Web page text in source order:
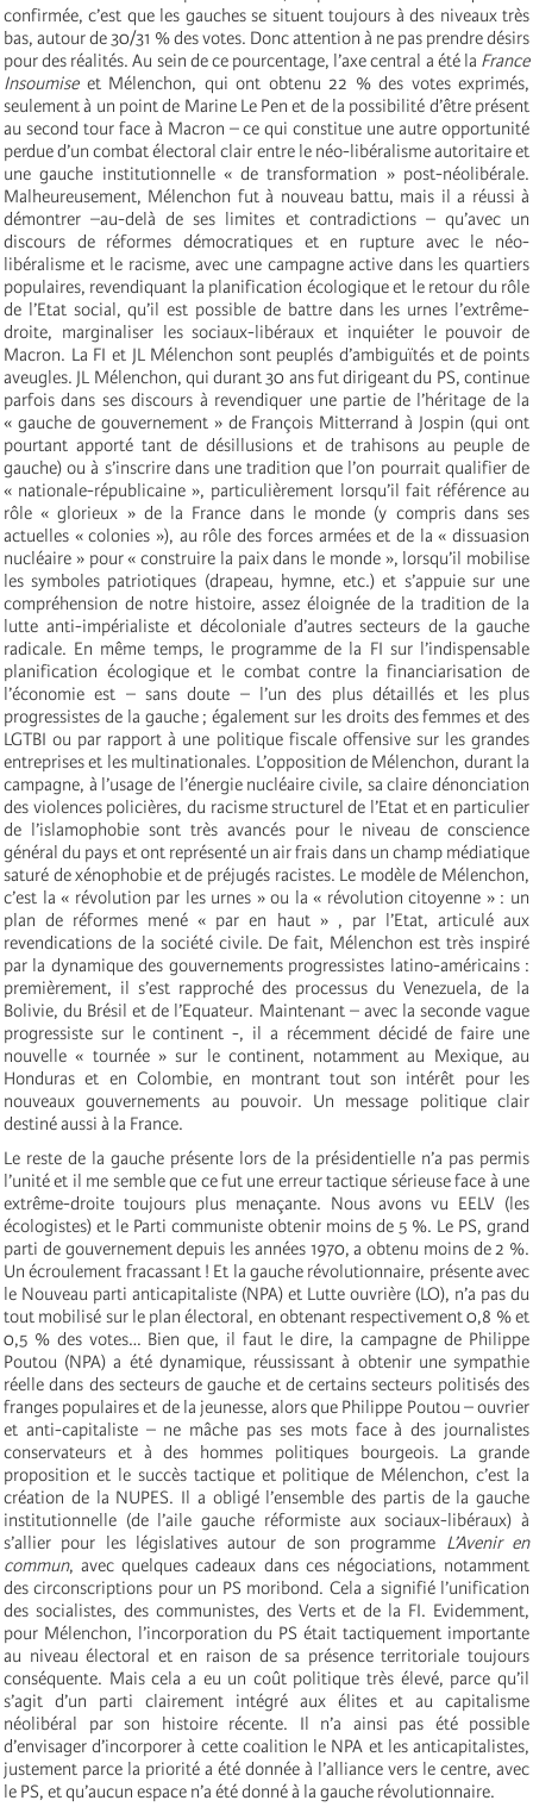
confirmée, c’est que les gauches se situent toujours à des niveaux très
bas, autour de 30/31 % des votes. Donc attention à ne pas prendre désirs
pour des réalités. Au sein de ce pourcentage, l’axe central a été la France
Insoumiseet Mélenchon, qui ont obtenu 22 % des votes exprimés,
seulement à un point de Marine Le Pen et de la possibilité d’être présent
au second tour face à Macron – ce qui constitue une autre opportunité
perdue d’un combat électoral clair entre le néo-libéralisme autoritaire et
une gauche institutionnelle « de transformation » post-néolibérale.
Malheureusement, Mélenchon fut à nouveau battu, mais il a réussi à
démontrer –au-delà de ses limites et contradictions – qu’avec un
discours de réformes démocratiques et en rupture avec le néo-
libéralisme et le racisme, avec une campagne active dans les quartiers
populaires, revendiquant la planification écologique et le retour du rôle
de l’Etat social, qu’il est possible de battre dans les urnes l’extrême-
droite, marginaliser les sociaux-libéraux et inquiéter le pouvoir de
Macron. La FI et JL Mélenchon sont peuplés d’ambiguïtés et de points
aveugles. JL Mélenchon, qui durant 30 ans fut dirigeant du PS, continue
parfois dans ses discours à revendiquer une partie de l’héritage de la
« gauche de gouvernement » de François Mitterrand à Jospin (qui ont
pourtant apporté tant de désillusions et de trahisons au peuple de
gauche) ou à s’inscrire dans une tradition que l’on pourrait qualifier de
« nationale-républicaine », particulièrement lorsqu’il fait référence au
rôle « glorieux » de la France dans le monde (y compris dans ses
actuelles « colonies »), au rôle des forces armées et de la « dissuasion
nucléaire » pour « construire la paix dans le monde », lorsqu’il mobilise
les symboles patriotiques (drapeau, hymne, etc.) et s’appuie sur une
compréhension de notre histoire, assez éloignée de la tradition de la
lutte anti-impérialiste et décoloniale d’autres secteurs de la gauche
radicale. En même temps, le programme de la FI sur l’indispensable
planification écologique et le combat contre la financiarisation de
l’économie est – sans doute – l’un des plus détaillés et les plus
progressistes de la gauche ; également sur les droits des femmes et des
LGTBI ou par rapport à une politique fiscale offensive sur les grandes
entreprises et les multinationales. L’opposition de Mélenchon, durant la
campagne, à l’usage de l’énergie nucléaire civile, sa claire dénonciation
des violences policières, du racisme structurel de l’Etat et en particulier
de l’islamophobie sont très avancés pour le niveau de conscience
général du pays et ont représenté un air frais dans un champ médiatique
saturé de xénophobie et de préjugés racistes. Le modèle de Mélenchon,
c’est la « révolution par les urnes » ou la « révolution citoyenne » : un
plan de réformes mené « par en haut » , par l’Etat, articulé aux
revendications de la société civile. De fait, Mélenchon est très inspiré
par la dynamique des gouvernements progressistes latino-américains :
premièrement, il s’est rapproché des processus du Venezuela, de la
Bolivie, du Brésil et de l’Equateur. Maintenant – avec la seconde vague
progressiste sur le continent -, il a récemment décidé de faire une
nouvelle « tournée » sur le continent, notamment au Mexique, au
Honduras et en Colombie, en montrant tout son intérêt pour les
nouveaux gouvernements au pouvoir. Un message politique clair
destiné aussi à la France.
Le reste de la gauche présente lors de la présidentielle n’a pas permis
l’unité et il me semble que ce fut une erreur tactique sérieuse face à une
extrême-droite toujours plus menaçante. Nous avons vu EELV (les
écologistes) et le Parti communiste obtenir moins de 5 %. Le PS, grand
parti de gouvernement depuis les années 1970, a obtenu moins de 2 %.
Un écroulement fracassant ! Et la gauche révolutionnaire, présente avec
le Nouveau parti anticapitaliste (NPA) et Lutte ouvrière (LO), n’a pas du
tout mobilisé sur le plan électoral, en obtenant respectivement 0,8 % et
0,5 % des votes… Bien que, il faut le dire, la campagne de Philippe
Poutou (NPA) a été dynamique, réussissant à obtenir une sympathie
réelle dans des secteurs de gauche et de certains secteurs politisés des
franges populaires et de la jeunesse, alors que Philippe Poutou – ouvrier
et anti-capitaliste – ne mâche pas ses mots face à des journalistes
conservateurs et à des hommes politiques bourgeois. La grande
proposition et le succès tactique et politique de Mélenchon, c’est la
création de la NUPES. Il a obligé l’ensemble des partis de la gauche
institutionnelle (de l’aile gauche réformiste aux sociaux-libéraux) à
s’allier pour les législatives autour de son programme L’Avenir en
commun, avec quelques cadeaux dans ces négociations, notamment
des circonscriptions pour un PS moribond. Cela a signifié l’unification
des socialistes, des communistes, des Verts et de la FI. Evidemment,
pour Mélenchon, l’incorporation du PS était tactiquement importante
au niveau électoral et en raison de sa présence territoriale toujours
conséquente. Mais cela a eu un coût politique très élevé, parce qu’il
s’agit d’un parti clairement intégré aux élites et au capitalisme
néolibéral par son histoire récente. Il n’a ainsi pas été possible
d’envisager d’incorporer à cette coalition le NPA et les anticapitalistes,
justement parce la priorité a été donnée à l’alliance vers le centre, avec
le PS, et qu’aucun espace n’a été donné à la gauche révolutionnaire.